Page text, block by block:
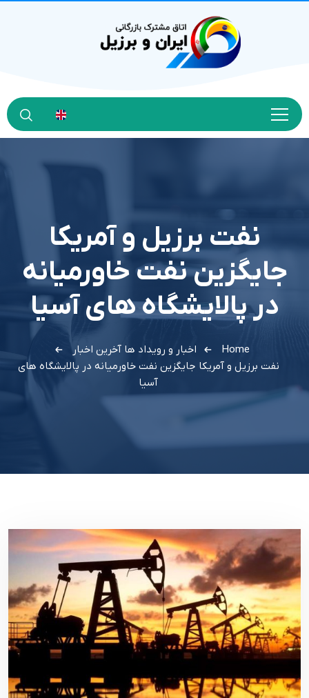
نفت برزیل و آمریکا
جایگزین نفت خاورمیانه
در پالایشگاه های آسیا
Home اخبار و رویداد ها آخرین اخبار
نفت برزیل و آمریکا جایگزین نفت خاورمیانه در پالایشگاه های
آسیا